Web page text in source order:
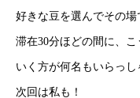
好きな豆を選んでその場
滞在30分ほどの間に、
いく方が何名もいらっし
次回は私も！